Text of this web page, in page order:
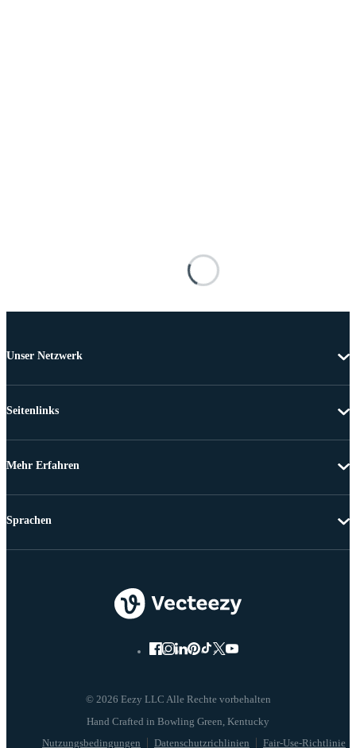
Unser Netzwerk
Seitenlinks
Mehr Erfahren
© 2026 Eezy LLC Alle Rechte vorbehalten
Nutzungsbedingungen Datenschutzrichlinien Fair-Use-Richtlinie
Sprachen